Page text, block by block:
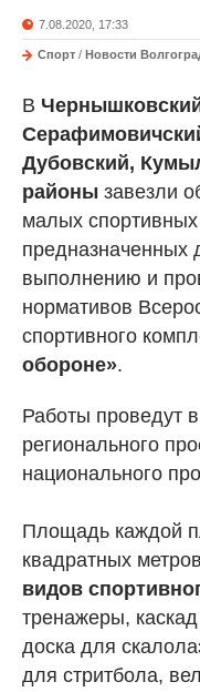
7.08.2020, 17:33
Спорт / Новости
В
Дубовский,
районы завезли
малых
предназначенных
выполнению и
нормативов
спортивного
обороне».
Работы проведут
регионального
национального
Площадь каждой
квадратных
видов
тренажеры,
доска для
для стритбола,